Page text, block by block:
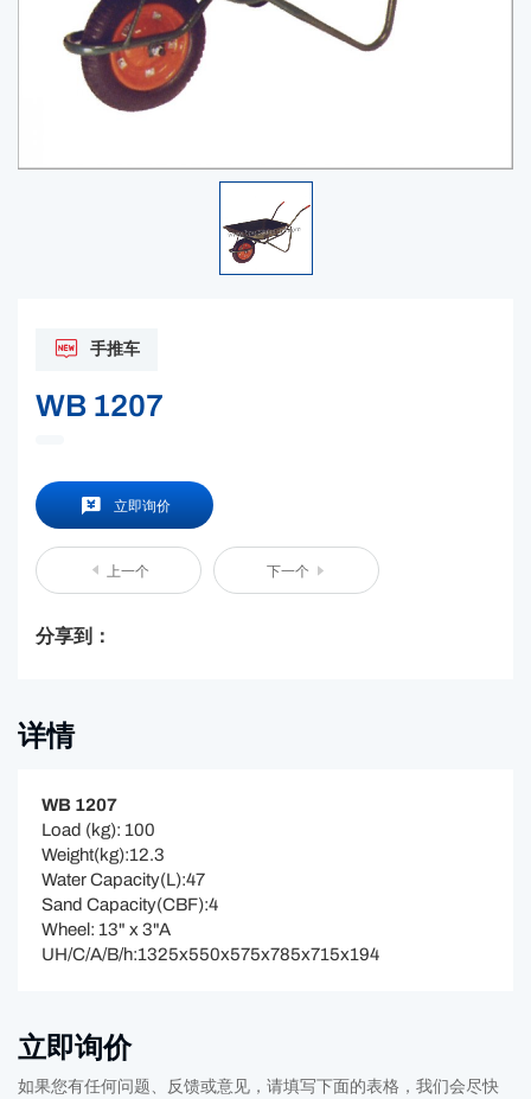
手推车
WB 1207
立即询价
上一个 下一个
分享到：
详情
WB 1207
Load (kg): 100
Weight(kg):12.3
Water Capacity(L):47
Sand Capacity(CBF):4
Wheel: 13" x 3"A
UH/C/A/B/h:1325x550x575x785x715x194
立即询价
如果您有任何问题、反馈或意见，请填写下面的表格，我们会尽快